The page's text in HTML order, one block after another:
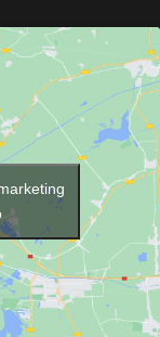
Mango
y diseño compacto.